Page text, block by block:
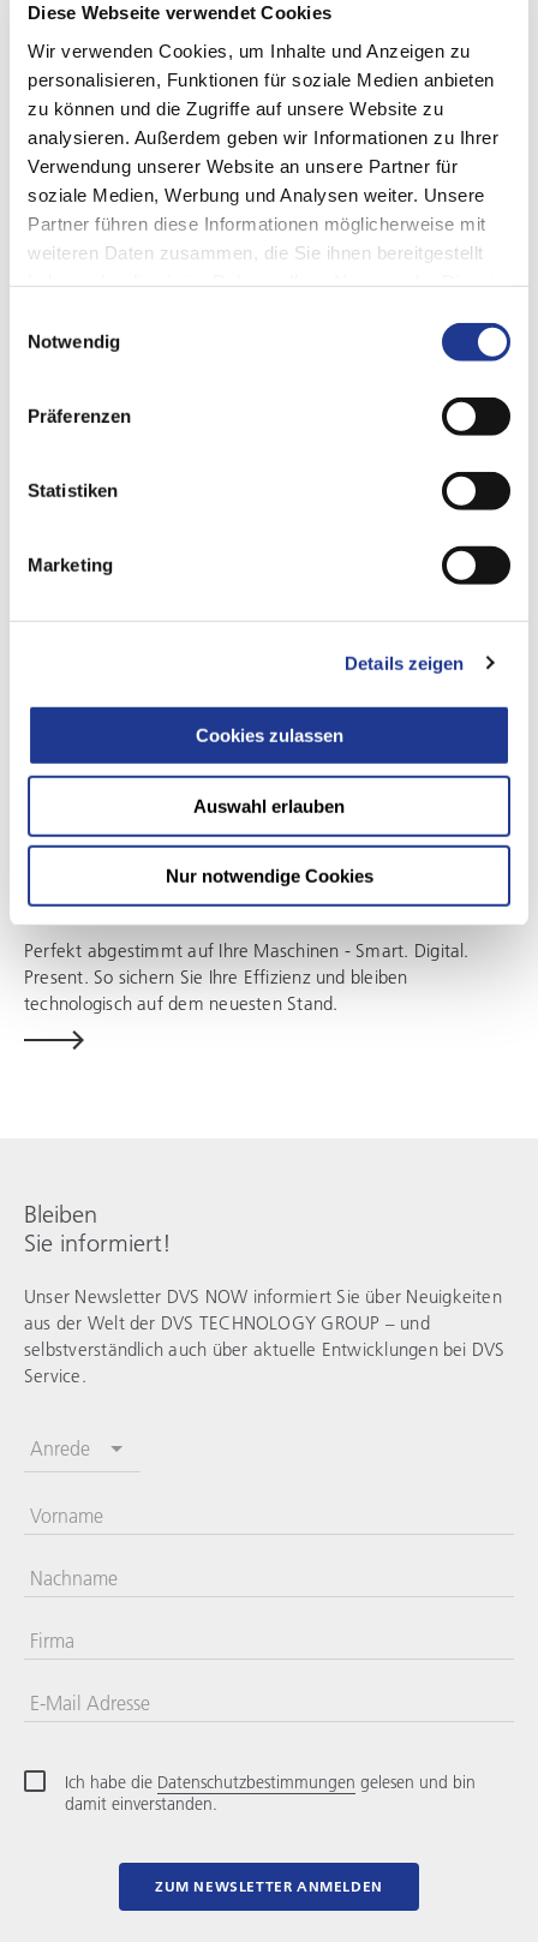
Diese Webseite verwendet Cookies
Wir verwenden Cookies, um Inhalte und Anzeigen zu
personalisieren, Funktionen für soziale Medien anbieten
zu können und die Zugriffe auf unsere Website zu
analysieren. Außerdem geben wir Informationen zu Ihrer
Verwendung unserer Website an unsere Partner für
soziale Medien, Werbung und Analysen weiter. Unsere
Partner führen diese Informationen möglicherweise mit
weiteren Daten zusammen, die Sie ihnen bereitgestellt
Notwendig
Präferenzen
Statistiken
Marketing
Details zeigen
Cookies zulassen
Auswahl erlauben
Nur notwendige Cookies
DIGITALE KUNDENPLATTFORM
DVS Connect
DVS TECHNOLOGY GROUP
Kundenplattform haben Sie übersichtlich und aktuell alle Ihre
SMART MACHINE SERVICES
Unser Serviceangebot im Abonnement
Perfekt abgestimmt auf Ihre Maschinen - Smart. Digital.
Present. So sichern Sie Ihre Effizienz und bleiben
technologisch auf dem neuesten Stand.
Bleiben
Sie informiert!
Unser Newsletter DVS NOW informiert Sie über Neuigkeiten
aus der Welt der DVS TECHNOLOGY GROUP – und
selbstverständlich auch über aktuelle Entwicklungen bei DVS
Service.
Anrede
Vorname
Nachname
Firma
E-Mail Adresse
Ich habe die Datenschutzbestimmungen gelesen und bin
damit einverstanden.
ZUM NEWSLETTER ANMELDEN